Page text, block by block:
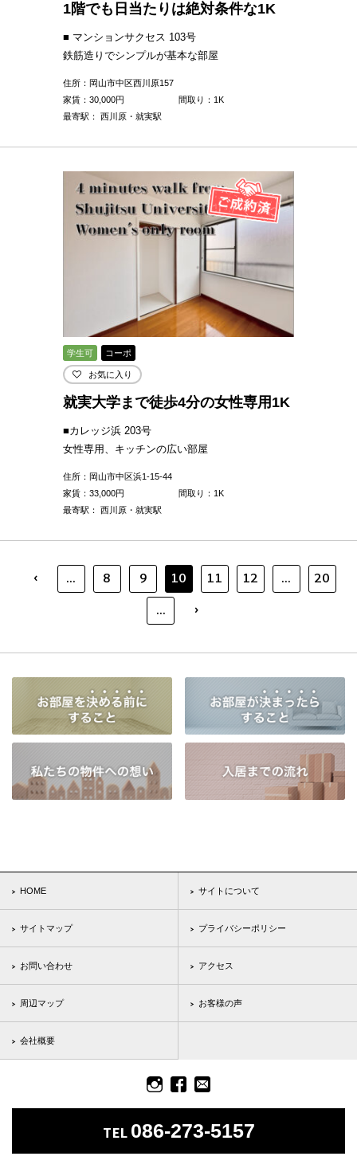
1階でも日当たりは絶対条件な1K
■ マンションサクセス 103号
鉄筋造りでシンプルが基本な部屋
住所：岡山市中区西川原157
家賃： 30,000円
間取り：1K
最寄駅： 西川原・就実駅
学生可 コーポ
お気に入り
就実大学まで徒歩4分の女性専用1K
■カレッジ浜 203号
女性専用、キッチンの広い部屋
住所：岡山市中区浜1-15-44
家賃： 33,000円
間取り：1K
最寄駅： 西川原・就実駅
‹ ... 8 9 10 11 12 ...
20
...
›
HOME サイトについて
サイトマップ プライバシーポリシー
お問い合わせ アクセス
周辺マップ お客様の声
会社概要
TEL086-273-5157